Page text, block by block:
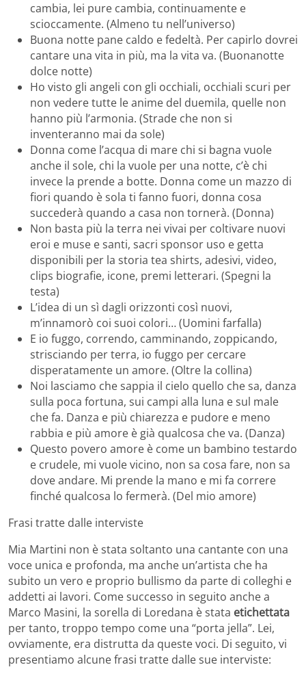
cambia, lei pure cambia, continuamente e
scioccamente. (Almeno tu nell’universo)
Buona notte pane caldo e fedeltà. Per capirlo dovrei
cantare una vita in più, ma la vita va. (Buonanotte
dolce notte)
Ho visto gli angeli con gli occhiali, occhiali scuri per
non vedere tutte le anime del duemila, quelle non
hanno più l’armonia. (Strade che non si
inventeranno mai da sole)
Donna come l’acqua di mare chi si bagna vuole
anche il sole, chi la vuole per una notte, c’è chi
invece la prende a botte. Donna come un mazzo di
fiori quando è sola ti fanno fuori, donna cosa
succederà quando a casa non tornerà. (Donna)
Non basta più la terra nei vivai per coltivare nuovi
eroi e muse e santi, sacri sponsor uso e getta
disponibili per la storia tea shirts, adesivi, video,
clips biografie, icone, premi letterari. (Spegni la
testa)
L’idea di un sì dagli orizzonti così nuovi,
m’innamorò coi suoi colori… (Uomini farfalla)
E io fuggo, correndo, camminando, zoppicando,
strisciando per terra, io fuggo per cercare
disperatamente un amore. (Oltre la collina)
Noi lasciamo che sappia il cielo quello che sa, danza
sulla poca fortuna, sui campi alla luna e sul male
che fa. Danza e più chiarezza e pudore e meno
rabbia e più amore è già qualcosa che va. (Danza)
Questo povero amore è come un bambino testardo
e crudele, mi vuole vicino, non sa cosa fare, non sa
dove andare. Mi prende la mano e mi fa correre
finché qualcosa lo fermerà. (Del mio amore)
Frasi tratte dalle interviste
Mia Martini non è stata soltanto una cantante con una
voce unica e profonda, ma anche un’artista che ha
subito un vero e proprio bullismo da parte di colleghi e
addetti ai lavori. Come successo in seguito anche a
Marco Masini, la sorella di Loredana è stata etichettata
per tanto, troppo tempo come una “porta jella”. Lei,
ovviamente, era distrutta da queste voci. Di seguito, vi
presentiamo alcune frasi tratte dalle sue interviste: